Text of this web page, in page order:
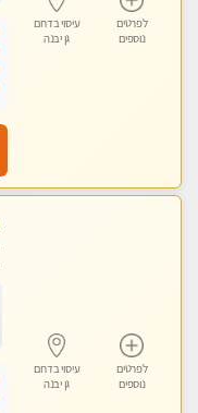
לפרטים
נוספים
עיסוי בדרום
גן יבנה
לפרטים
נוספים
עיסוי בדרום
גן יבנה